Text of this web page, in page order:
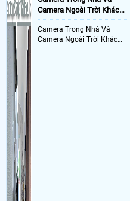
- Khách Lắp Camera Cong ty tipiĐịa
3, xã Tân Xuân, huyện Hóc Môn,
trong bãi giữ xe Thành Khuất Sử dụng
DH-5HD-5F, , cây trần thả trần màu
netis W4 1cai , LS1005G 1cai
- Khách Lắp Camera Nguyễn Văn Hiệp
42/12/14 đường số 9, bình hưng hòa,
quan sát
01 CS-H6c-R105-1L3WF, 01
Ngày: 21/12/2020
nói về Hướng Dẫn
Camera Ip Wifi Vantech
chào anh/chị.mình liên hệ đơn vị bán
nhé,cảm ơn>
Ngày: 20/12/2020
nói về
Vantech-V2 Cho Camera Ip Wifi
Hướng đẫn cấu hình cài đặt báo động
6600c>
Ngày: 16/09/2020
nói về Hướng Dẫn
Camera Ip Wifi Vantech
Cho minh hoi dien thoai cua minh ko
Camera Ngoài Trời Khác
Nhau Như Thế Nào
Camera Trong Nhà Và
Camera Ngoài Trời Khác